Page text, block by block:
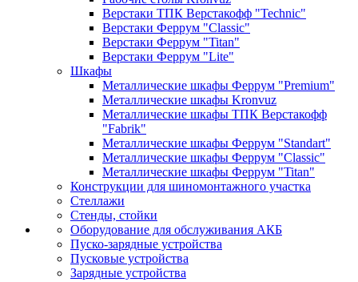
Верстаки ТПК Верстакофф "Technic"
Верстаки Феррум "Classic"
Верстаки Феррум "Titan"
Верстаки Феррум "Lite"
Шкафы
Металлические шкафы Феррум "Premium"
Металлические шкафы Kronvuz
Металлические шкафы ТПК Верстакофф
"Fabrik"
Металлические шкафы Феррум "Standart"
Металлические шкафы Феррум "Classic"
Металлические шкафы Феррум "Titan"
Конструкции для шиномонтажного участка
Стеллажи
Стенды, стойки
Оборудование для обслуживания АКБ
Пуско-зарядные устройства
Пусковые устройства
Зарядные устройства